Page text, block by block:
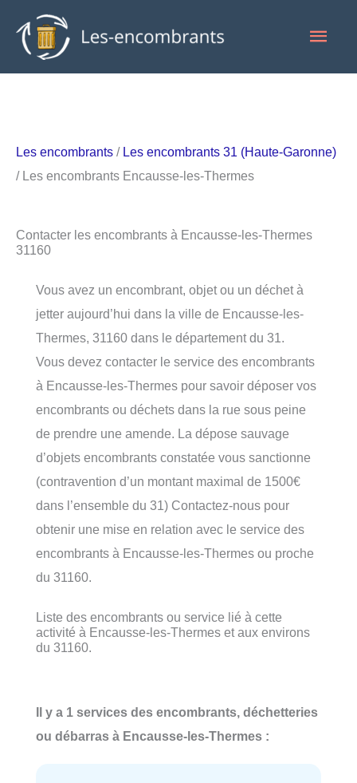
contenu
Les encombrants / Les encombrants 31 (Haute-Garonne)
/ Les encombrants Encausse-les-Thermes
Contacter les encombrants à Encausse-les-Thermes
31160
Vous avez un encombrant, objet ou un déchet à
jetter aujourd’hui dans la ville de Encausse-les-
Thermes, 31160 dans le département du 31.
Vous devez contacter le service des encombrants
à Encausse-les-Thermes pour savoir déposer vos
encombrants ou déchets dans la rue sous peine
de prendre une amende. La dépose sauvage
d’objets encombrants constatée vous sanctionne
(contravention d’un montant maximal de 1500€
dans l’ensemble du 31) Contactez-nous pour
obtenir une mise en relation avec le service des
encombrants à Encausse-les-Thermes ou proche
du 31160.
Liste des encombrants ou service lié à cette
activité à Encausse-les-Thermes et aux environs
du 31160.
Il y a 1 services des encombrants, déchetteries
ou débarras à Encausse-les-Thermes :